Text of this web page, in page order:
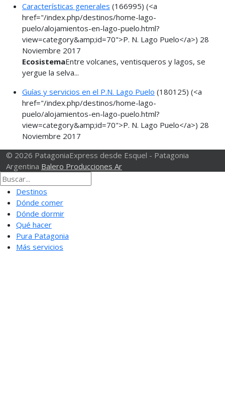
Características generales (166995) (<a
href="/index.php/destinos/home-lago-
puelo/alojamientos-en-lago-puelo.html?
view=category&amp;id=70">P. N. Lago Puelo</a>) 28
Noviembre 2017
EcosistemaEntre volcanes, ventisqueros y lagos, se
yergue la selva...
Guías y servicios en el P.N. Lago Puelo (180125) (<a
href="/index.php/destinos/home-lago-
puelo/alojamientos-en-lago-puelo.html?
view=category&amp;id=70">P. N. Lago Puelo</a>) 28
Noviembre 2017
© 2026 PatagoniaExpress desde Esquel - Patagonia
Argentina Balero Producciones Ar
Destinos
Dónde comer
Dónde dormir
Qué hacer
Pura Patagonia
Más servicios